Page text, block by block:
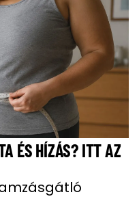
ÉS HÍZÁS? ITT AZ